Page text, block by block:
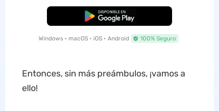
Descarga Gratuita
Windows • macOS • iOS • Android 100% Seguro
Entonces, sin más preámbulos, ¡vamos a
ello!